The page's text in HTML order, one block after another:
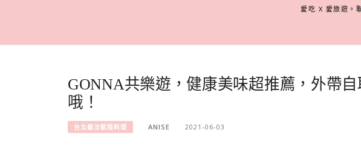
愛吃 X 愛旅遊。
GONNA共樂遊，健康美味超推薦，外帶自
哦！
台北義法歐陸料理 ANISE 2021-06-03